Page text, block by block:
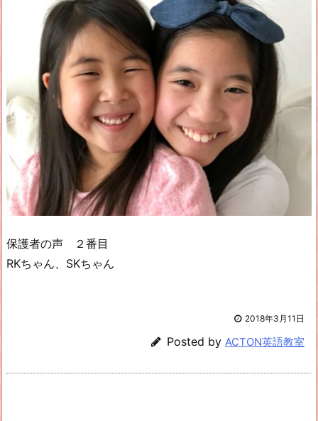
保護者の声 ２番目
RKちゃん、SKちゃん
2018年3月11日
Posted by ACTON英語教室